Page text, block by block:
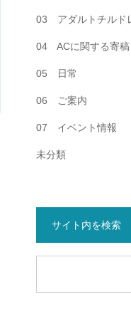
03 アダルトチルド
04 ACに関する寄稿
05 日常
06 ご案内
07 イベント情報
未分類
サイト内を検索